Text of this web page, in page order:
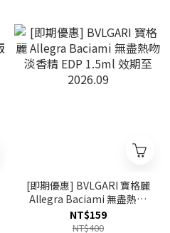
[即期優惠] BVLGARI 寶格麗
Allegra Baciami 無盡熱吻
淡香精 EDP 1.5ml 效期至
2026.09
NT$159
NT$400